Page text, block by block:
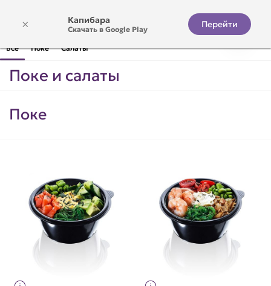
Все Поке Салаты
Поке и салаты
Поке
× Капибара
Скачать в Google Play Перейти